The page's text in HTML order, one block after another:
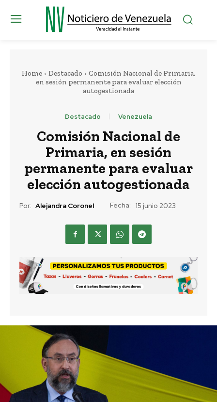
Home Destacado
Comisión Nacional de Primaria,
en sesión permanente para evaluar elección
autogestionada
Destacado Venezuela
Comisión Nacional de
Primaria, en sesión
permanente para evaluar
elección autogestionada
Por: Alejandra Coronel Fecha: 15 junio 2023